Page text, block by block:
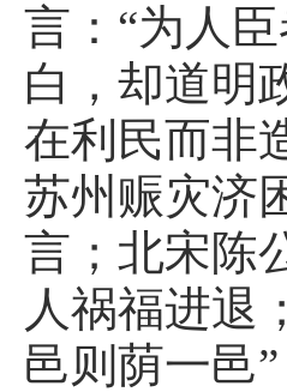
言：“为人
白，却道明
在利民而非
苏州赈灾济
言；北宋陈
人祸福进退
邑则荫一邑